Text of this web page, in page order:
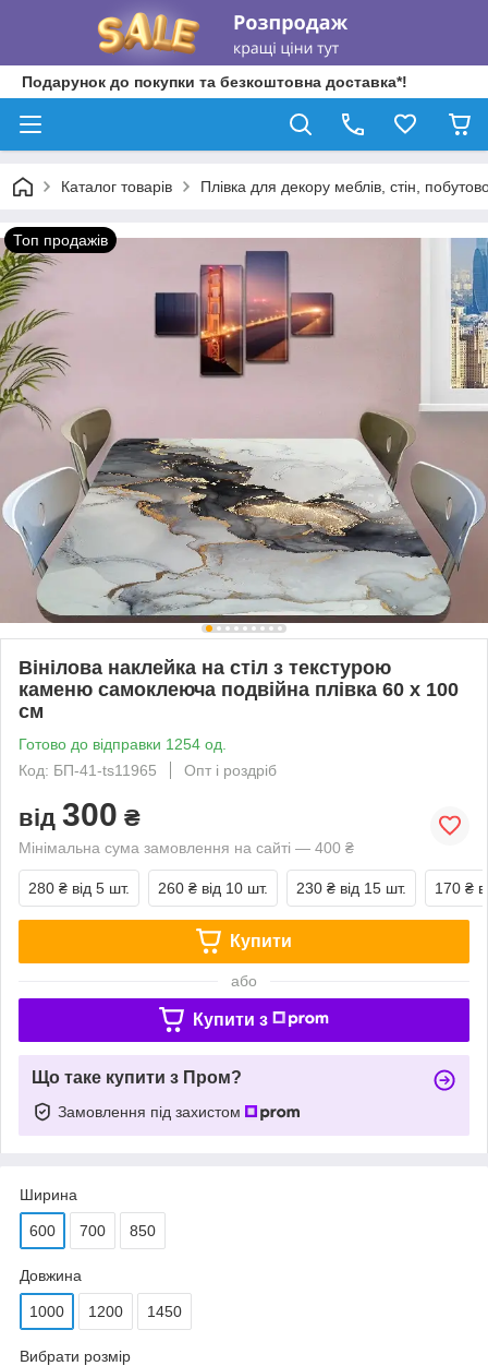
Подарунок до покупки та безкоштовна доставка*!
Каталог товарів Плівка для декору меблів, стін,
Топ продажів
Вінілова наклейка на стіл з текстурою
каменю самоклеюча подвійна плівка 60 х 100
см
Готово до відправки 1254 од.
Код: БП-41-ts11965
Опт і роздріб
від 300 ₴
Мінімальна сума замовлення на сайті — 400 ₴
280 ₴ від 5 шт. 260 ₴ від 10 шт. 230 ₴ від 15 шт. 170 ₴
Купити
або
Купити з
Що таке купити з Пром?
Замовлення під захистом
Ширина
600 700 850
Довжина
1000 1200 1450
Вибрати розмір